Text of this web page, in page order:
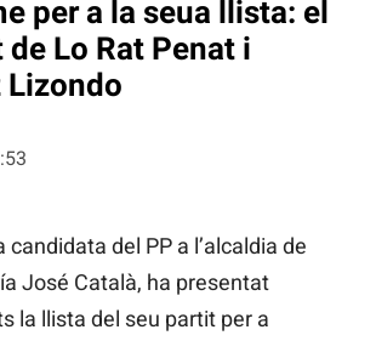
per a la seua llista: el
Lo Rat Penat i
Lizondo
candidata del PP a l’alcaldia de
José Català, ha presentat
la llista del seu partit per a